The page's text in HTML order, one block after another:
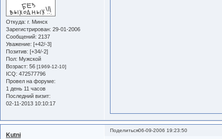
Откуда: г. Минск
Зарегистрирован: 29-01-2006
Сообщений: 2137
Уважение: [+42/-3]
Позитив: [+34/-2]
Пол: Мужской
Возраст: 56 [1969-12-10]
ICQ: 472577796
Провел на форуме:
1 день 11 часов
Последний визит:
02-11-2013 10:10:17
Поделиться06-09-2006 19:23:50
Kutni